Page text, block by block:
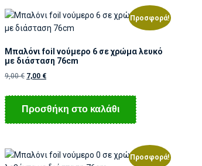
Προσφορά!
Μπαλόνι foil νούμερο 6 σε χρώμα λευκό
με διάσταση 76cm
9,00€ 7,00 €
Προσθήκη στο καλάθι
Προσφορά!